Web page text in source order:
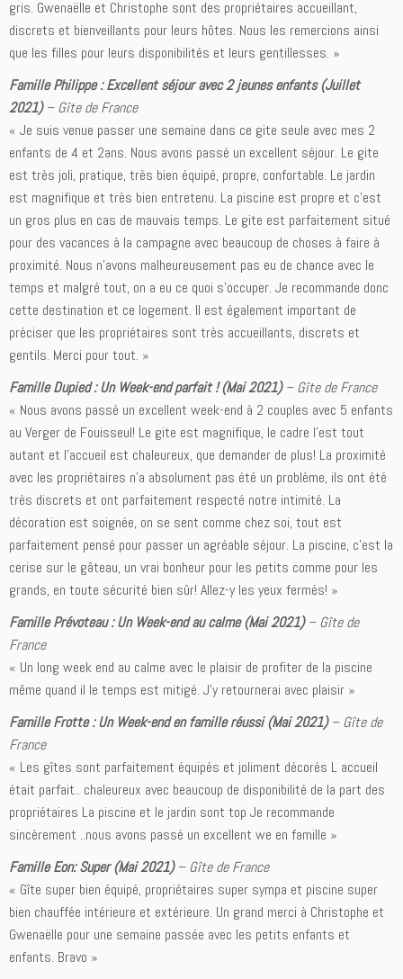
gris. Gwenaëlle et Christophe sont des propriétaires accueillant,
discrets et bienveillants pour leurs hôtes. Nous les remercions ainsi
que les filles pour leurs disponibilités et leurs gentillesses. »
Famille Philippe : Excellent séjour avec 2 jeunes enfants (Juillet
2021)– Gîte de France
« Je suis venue passer une semaine dans ce gite seule avec mes 2
enfants de 4 et 2ans. Nous avons passé un excellent séjour. Le gite
est très joli, pratique, très bien équipé, propre, confortable. Le jardin
est magnifique et très bien entretenu. La piscine est propre et c’est
un gros plus en cas de mauvais temps. Le gite est parfaitement situé
pour des vacances à la campagne avec beaucoup de choses à faire à
proximité. Nous n’avons malheureusement pas eu de chance avec le
temps et malgré tout, on a eu ce quoi s’occuper. Je recommande donc
cette destination et ce logement. Il est également important de
préciser que les propriétaires sont très accueillants, discrets et
gentils. Merci pour tout. »
Famille Dupied : Un Week-end parfait ! (Mai 2021)– Gîte de France
« Nous avons passé un excellent week-end à 2 couples avec 5 enfants
au Verger de Fouisseul! Le gite est magnifique, le cadre l’est tout
autant et l’accueil est chaleureux, que demander de plus! La proximité
avec les propriétaires n’a absolument pas été un problème, ils ont été
très discrets et ont parfaitement respecté notre intimité. La
décoration est soignée, on se sent comme chez soi, tout est
parfaitement pensé pour passer un agréable séjour. La piscine, c’est la
cerise sur le gâteau, un vrai bonheur pour les petits comme pour les
grands, en toute sécurité bien sûr! Allez-y les yeux fermés! »
Famille Prévoteau : Un Week-end au calme (Mai 2021)– Gîte de
France
« Un long week end au calme avec le plaisir de profiter de la piscine
même quand il le temps est mitigé. J’y retournerai avec plaisir »
Famille Frotte : Un Week-end en famille réussi (Mai 2021)– Gîte de
France
« Les gîtes sont parfaitement équipés et joliment décorés L accueil
était parfait.. chaleureux avec beaucoup de disponibilité de la part des
propriétaires La piscine et le jardin sont top Je recommande
sincèrement ..nous avons passé un excellent we en famille »
Famille Eon: Super (Mai 2021)– Gîte de France
« Gîte super bien équipé, propriétaires super sympa et piscine super
bien chauffée intérieure et extérieure. Un grand merci à Christophe et
Gwenaëlle pour une semaine passée avec les petits enfants et
enfants. Bravo »